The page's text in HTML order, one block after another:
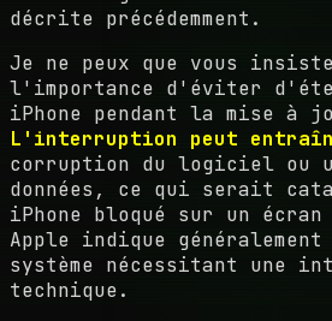
décrite précédemment.
Je ne peux que vous
l'importance d'éviter
iPhone pendant la mise à
L'interruption peut
corruption du logiciel ou
données, ce qui serait
iPhone bloqué sur un
Apple indique généralement
système nécessitant une
technique.